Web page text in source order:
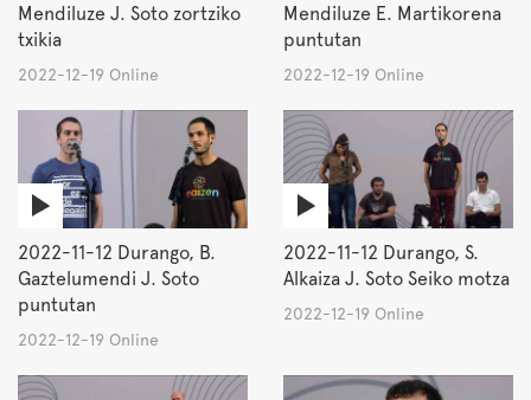
Mendiluze J. Soto zortziko
txikia
2022-12-19 Online
Mendiluze E. Martikorena
puntutan
2022-12-19 Online
2022-11-12 Durango, B.
Gaztelumendi J. Soto
puntutan
2022-12-19 Online
2022-11-12 Durango, S.
Alkaiza J. Soto Seiko motza
2022-12-19 Online